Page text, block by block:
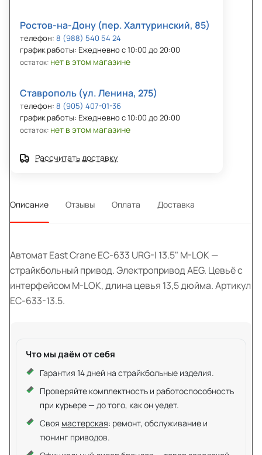
Ростов-на-Дону (пер. Халтуринский, 85)
телефон: 8 (988) 540 54 24
график работы: Ежедневно с 10:00 до 20:00
остаток: нет в этом магазине
Ставрополь (ул. Ленина, 275)
телефон: 8 (905) 407-01-36
график работы: Ежедневно с 10:00 до 20:00
остаток: нет в этом магазине
Рассчитать доставку
Описание Отзывы Оплата Доставка
Автомат East Crane EC-633 URG-I 13.5" M-LOK —
страйкбольный привод. Электропривод AEG. Цевьё с
интерфейсом M-LOK, длина цевья 13,5 дюйма. Артикул
EC-633-13.5.
Что мы даём от себя
Гарантия 14 дней на страйкбольные изделия.
Проверяйте комплектность и работоспособность
при курьере — до того, как он уедет.
Своя мастерская: ремонт, обслуживание и
тюнинг приводов.